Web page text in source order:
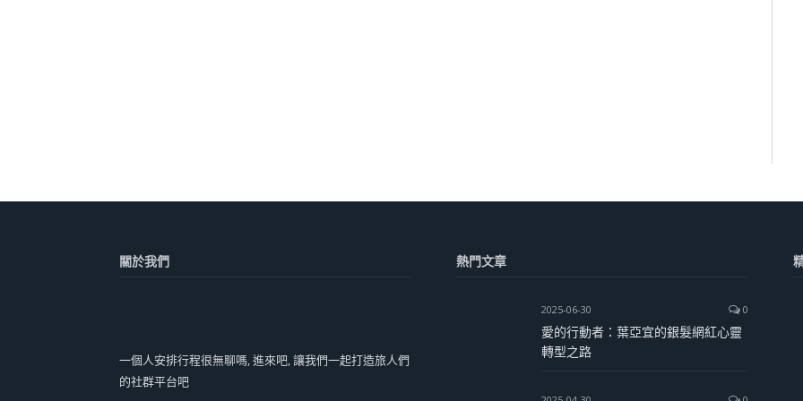
關於我們
一個人安排行程很無聊嗎, 進來吧, 讓我們一起打造旅人們
的社群平台吧
熱門文章
2025-06-30 0
愛的行動者：葉亞宜的銀髮網紅心靈
轉型之路